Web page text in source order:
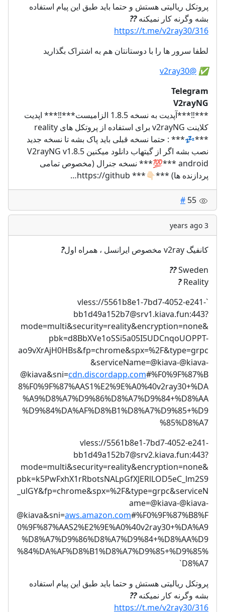
پروتکل ریالیتی هستش و حتما باید طبق این پیام استفاده
بشه وگرنه کار نمیکنه??
https://t.me/v2ray30/316
لطفا سرور ها را با دوستانتان هم به اشتراک بگذارید
✅️
@v2ray30
Telegram
V2rayNG
***‼️***آپدیت به نسخه 1.8.5 الزامیست***‼️*** اپدیت
کلاینت v2rayNG برای استفاده از پروتکل های reality
***💤*** : حتما نسخه قبلی باید پاک بشه تا نسخه جدید
نصب بشه اگر از گیتهاب دانلود میکنین V2rayNG v1.8.5
android ***💯*** نسخه جنرال (مخصوص تمامی
پردازنده ها) ***👇🏻*** https://github…
#
3 years ago
کانفیگ v2ray مخصوص ایرانسل ، همراه اول
?
Sweden
??
Reality
?
`vless://
5561b8e1-7bd7-4052-e241-
bb1d49a152b7@srv1.kiava.fun:443?
mode=multi&security=reality&encryption=none&
pbk=d8BbXVe1oSSi5a05I5UDCnqoUOPPT-
ao9vXrAjH0HBs&fp=chrome&spx=%2F&type=grpc
&serviceName=@kiava-@kiava-
@kiava&sni=cdn.discordapp.com#%F0%9F%87%B
8%F0%9F%87%AAS1%E2%9E%A0%40v2ray30+%DA
%A9%D8%A7%D9%86%D8%A7%D9%84+%D8%AA
%D9%84%DA%AF%D8%B1%D8%A7%D9%85+%D9
%85%D8%A7
vless://5561b8e1-7bd7-4052-e241-
bb1d49a152b7@srv2.kiava.fun:443?
mode=multi&security=reality&encryption=none&
pbk=k5PwFxhX1rRbotsNALpGfXJERlLOD5eC_lm2S9
_ulGY&fp=chrome&spx=%2F&type=grpc&serviceN
ame=@kiava-@kiava-
@kiava&sni=aws.amazon.com#%F0%9F%87%B8%F
0%9F%87%AAS2%E2%9E%A0%40v2ray30+%DA%A9
%D8%A7%D9%86%D8%A7%D9%84+%D8%AA%D9
%84%DA%AF%D8%B1%D8%A7%D9%85+%D9%85%
D8%A7`
پروتکل ریالیتی هستش و حتما باید طبق این پیام استفاده
بشه وگرنه کار نمیکنه??
https://t.me/v2ray30/316